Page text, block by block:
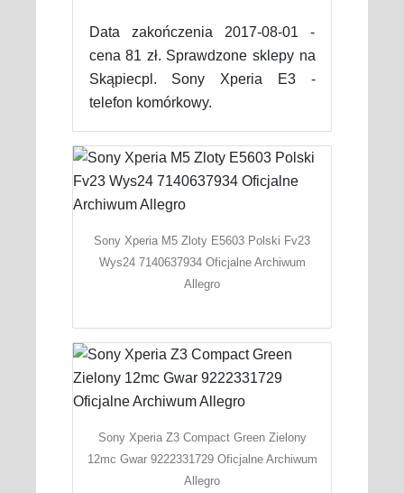
Data zakończenia 2017-08-01 -
cena 81 zł. Sprawdzone sklepy na
Skąpiecpl. Sony Xperia E3 -
telefon komórkowy.
Sony Xperia M5 Zloty E5603 Polski Fv23
Wys24 7140637934 Oficjalne Archiwum
Allegro
Sony Xperia Z3 Compact Green Zielony
12mc Gwar 9222331729 Oficjalne Archiwum
Allegro